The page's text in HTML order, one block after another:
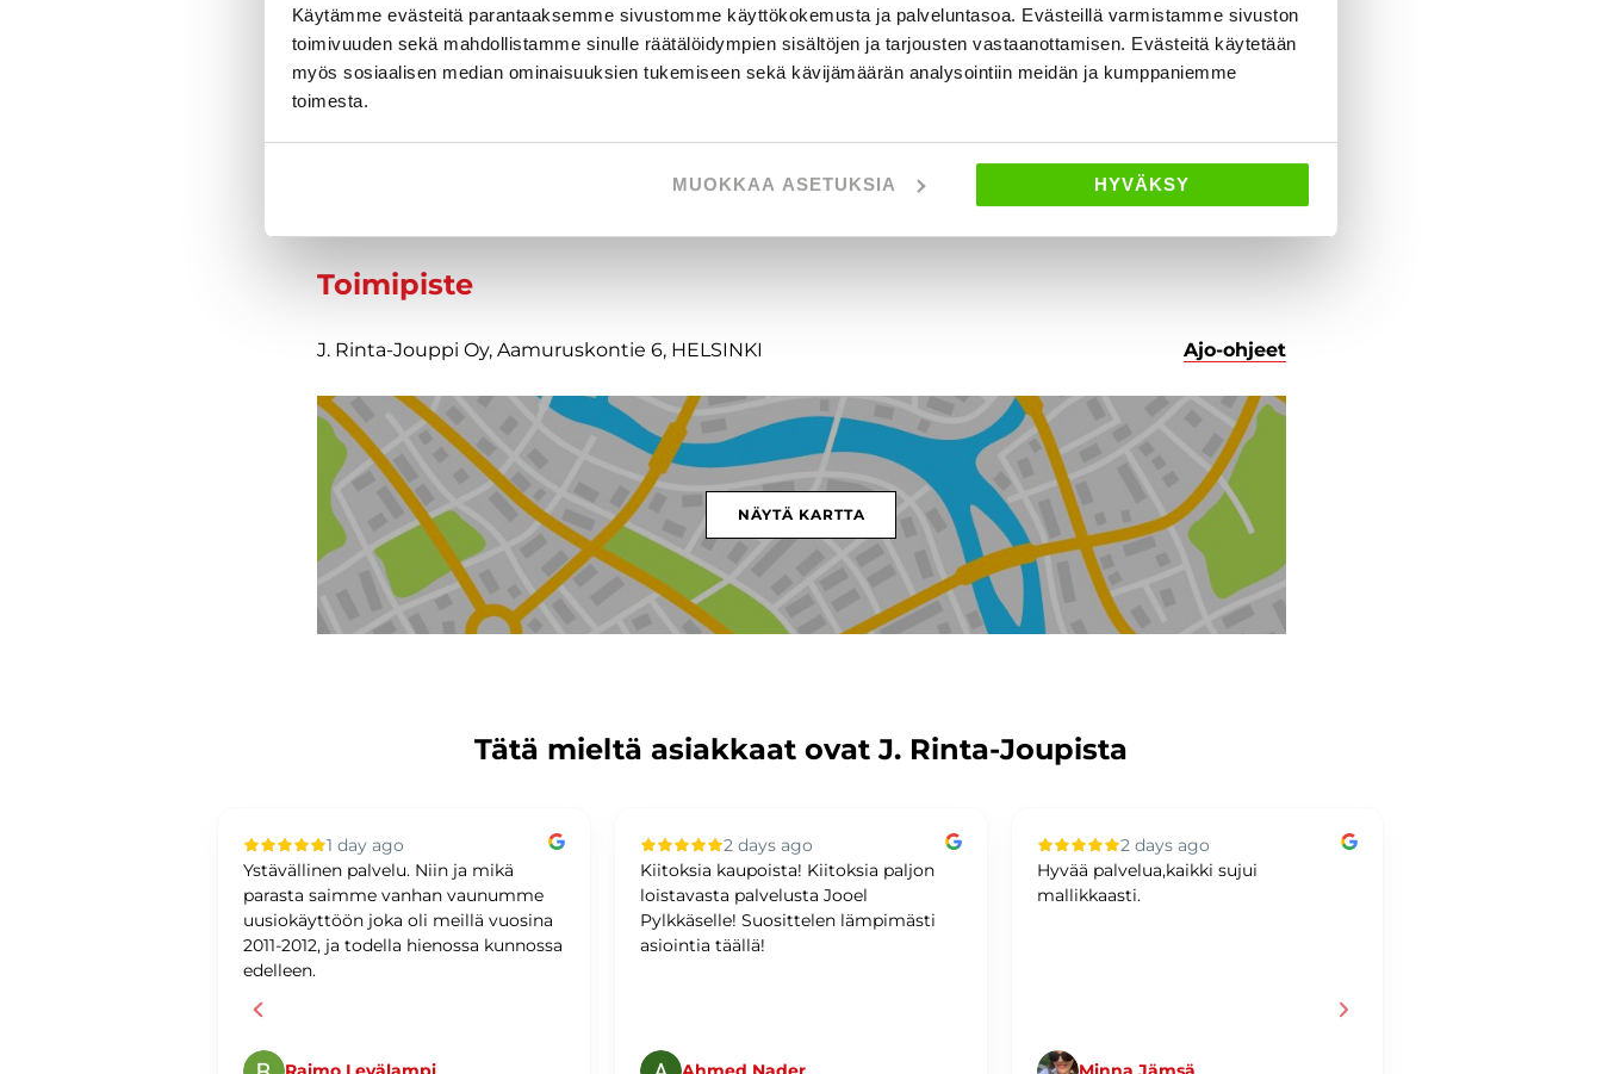
Käytämme evästeitä parantaaksemme sivustomme käyttökokemusta ja palveluntasoa. Evästeillä varmistamme sivuston
toimivuuden sekä mahdollistamme sinulle räätälöidympien sisältöjen ja tarjousten vastaanottamisen. Evästeitä käytetään
myös sosiaalisen median ominaisuuksien tukemiseen sekä kävijämäärän analysointiin meidän ja kumppaniemme
toimesta.
MUOKKAA ASETUKSIA HYVÄKSY
Varustelu
Toimipiste
J. Rinta-Jouppi Oy, Aamuruskontie 6, HELSINKI Ajo-ohjeet
NÄYTÄ KARTTA
Tätä mieltä asiakkaat ovat J. Rinta-Joupista
1 day ago
Ystävällinen palvelu. Niin ja mikä
parasta saimme vanhan vaunumme
uusiokäyttöön joka oli meillä vuosina
2011-2012, ja todella hienossa kunnossa
edelleen.
2 days ago
Kiitoksia kaupoista! Kiitoksia paljon
loistavasta palvelusta Jooel
Pylkkäselle! Suosittelen lämpimästi
asiointia täällä!
2 days ago
Hyvää palvelua,kaikki sujui
mallikkaasti.